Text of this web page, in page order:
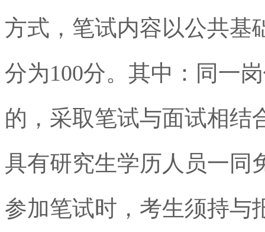
方式，笔试内容以公共基
分为100分。其中：同一
的，采取笔试与面试相结
具有研究生学历人员一同
参加笔试时，考生须持与